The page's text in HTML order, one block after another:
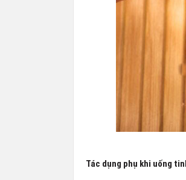
Tác dụng phụ khi uống